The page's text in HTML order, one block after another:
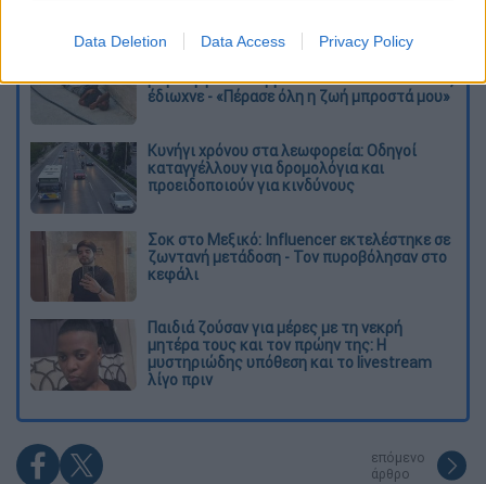
Data Deletion Data Access Privacy Policy
μεγάλη φωτιά τη γειτονιά που κάποτε τους
έδιωχνε - «Πέρασε όλη η ζωή μπροστά μου»
Κυνήγι χρόνου στα λεωφορεία: Οδηγοί
καταγγέλλουν για δρομολόγια και
προειδοποιούν για κινδύνους
Σοκ στο Μεξικό: Influencer εκτελέστηκε σε
ζωντανή μετάδοση - Τον πυροβόλησαν στο
κεφάλι
Παιδιά ζούσαν για μέρες με τη νεκρή
μητέρα τους και τον πρώην της: Η
μυστηριώδης υπόθεση και το livestream
λίγο πριν
επόμενο
άρθρο